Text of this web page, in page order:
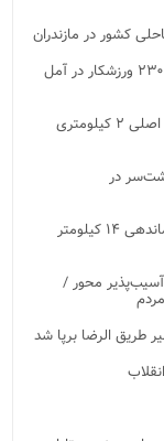
رقابت‌های کشتی آزاد پیشکسوتان کشور با حضور ۲۳۰ ورزشکار در آمل
پایان پروژه نیمه‌تمام ۱۵ ساله پارک و تکمیل جاده اصلی ۲ کیلومتری
بخش دشت‌سر در
چالوس آماده جهشی تازه در مسیر توسعه/ از ساماندهی ۱۴ کیلومتر
محور /